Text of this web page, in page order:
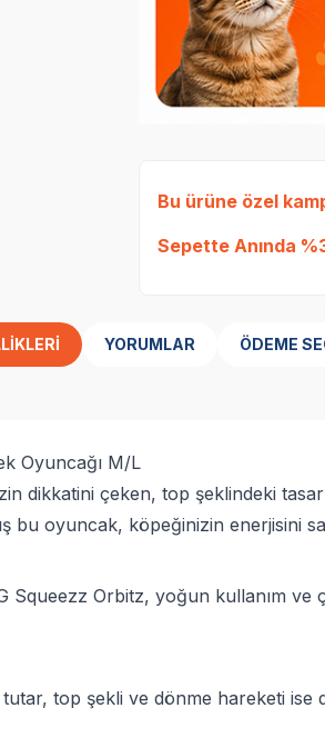
Bu ürüne özel
Sepette Anında
YORUMLAR ÖDEME
Oyuncağı M/L
dikkatini çeken, top şeklindeki
oyuncak, köpeğinizin enerjisini
Squeezz Orbitz, yoğun kullanım
tutar, top şekli ve dönme hareketi